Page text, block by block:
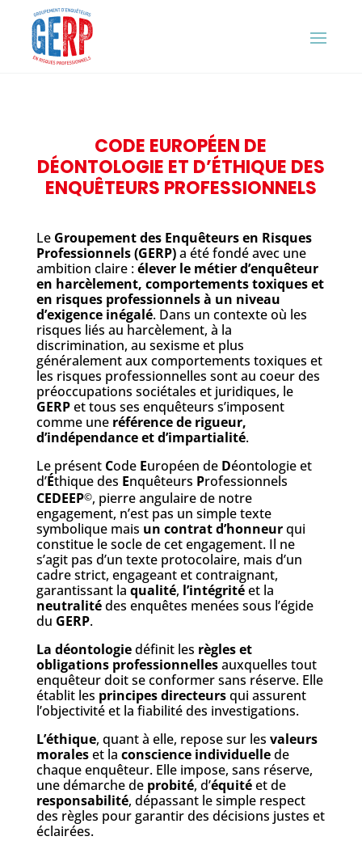
CODE EUROPÉEN DE
DÉONTOLOGIE ET D’ÉTHIQUE DES
ENQUÊTEURS PROFESSIONNELS
Le Groupement des Enquêteurs en Risques
Professionnels (GERP)a été fondé avec une
ambition claire :élever le métier d’enquêteur
en harcèlement, comportements toxiques et
en risques professionnels à un niveau
d’exigence inégalé. Dans un contexte où les
risques liés au harcèlement, à la
discrimination, au sexisme et plus
généralement aux comportements toxiques et
les risques professionnelles sont au coeur des
préoccupations sociétales et juridiques, le
GERPet tous ses enquêteurs s’imposent
comme une référence de rigueur,
d’indépendance et d’impartialité.
Le présent Code Européen de Déontologie et
d’Éthique des Enquêteurs Professionnels
CEDEEP©, pierre angulaire de notre
engagement, n’est pas un simple texte
symbolique mais un contrat d’honneurqui
constitue le socle de cet engagement. Il ne
s’agit pas d’un texte protocolaire, mais d’un
cadre strict, engageant et contraignant,
garantissant la qualité, l’intégritéet la
neutralitédes enquêtes menées sous l’égide
du GERP.
La déontologiedéfinit les règles et
obligations professionnellesauxquelles tout
enquêteur doit se conformer sans réserve. Elle
établit les principes directeursqui assurent
l’objectivité et la fiabilité des investigations.
L’éthique, quant à elle, repose sur les valeurs
moraleset la conscience individuellede
chaque enquêteur. Elle impose, sans réserve,
une démarche de probité, d’équitéet de
responsabilité, dépassant le simple respect
des règles pour garantir des décisions justes et
éclairées.